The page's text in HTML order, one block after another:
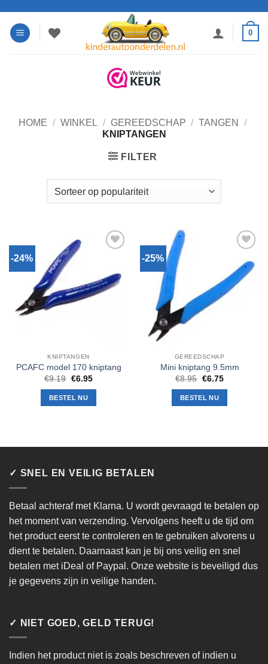
naar
inhoud
0
HOME / WINKEL / GEREEDSCHAP / TANGEN
/
KNIPTANGEN
FILTER
-24%
verlanglijst
KNIPTANGEN
PCAFC model 170 kniptang
€9.19 Oorspronkelijke
was:
€9.19.
€6.95Huidige
BESTEL NU
-25%
aan
verlanglijst
GEREEDSCHAP
Mini kniptang 9.5mm
€8.95 Oorspronkelijke
was:
€8.95.
€6.75Huidige
BESTEL NU
✓ SNEL EN VEILIG BETALEN
Betaal achteraf met Klarna. U wordt gevraagd te betalen op
het moment van verzending. Vervolgens heeft u de tijd om
het product eerst te controleren en te gebruiken alvorens u
dient te betalen. Daarnaast kan je bij ons veilig en snel
betalen met iDeal of Paypal. Onze website is beveiligd dus
je gegevens zijn in veilige handen.
✓ NIET GOED, GELD TERUG!
Indien het product niet is zoals beschreven of indien u